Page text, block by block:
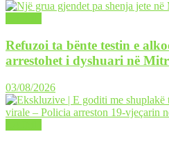
Refuzoi ta bënte testin e
arrestohet i dyshuari në
03/08/2026